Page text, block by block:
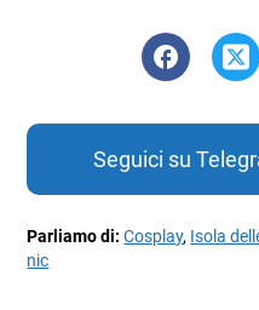
Seguici su
Parliamo di:Cosplay, Isola
nic